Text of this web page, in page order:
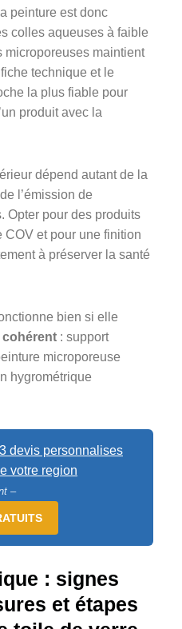
peinture est donc
colles aqueuses à faible
microporeuses maintient
technique et le
la plus fiable pour
produit avec la
dépend autant de la
l’émission de
Opter pour des produits
et pour une finition
à préserver la santé
bien si elle
: support
microporeuse
hygrométrique
devis personnalises
votre region
–
: signes
et étapes